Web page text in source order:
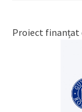
Proiect finanțat